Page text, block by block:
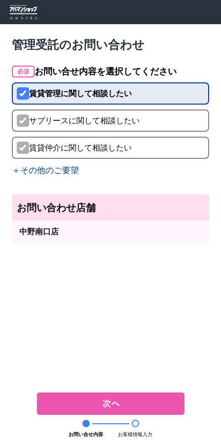
管理受託のお問い合わせ
必須 お問い合せ内容を選択してください
賃貸管理に関して相談したい
サブリースに関して相談したい
賃貸仲介に関して相談したい
＋その他のご要望
お問い合わせ店舗
中野南口店
お問い合せ内容 お客様情報入力